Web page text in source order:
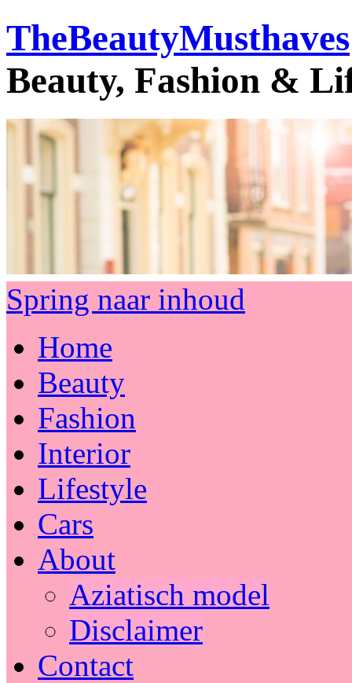
TheBeautyMusthaves
Beauty, Fashion &
Spring naar inhoud
Home
Beauty
Fashion
Interior
Lifestyle
Cars
About
Aziatisch model
Disclaimer
Contact